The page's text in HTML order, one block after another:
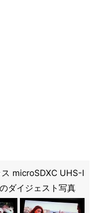
ス microSDXC UHS-I
ダイジェスト写真